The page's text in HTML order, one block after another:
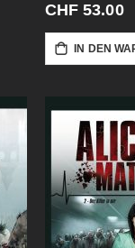
CHF 53.00
IN DEN